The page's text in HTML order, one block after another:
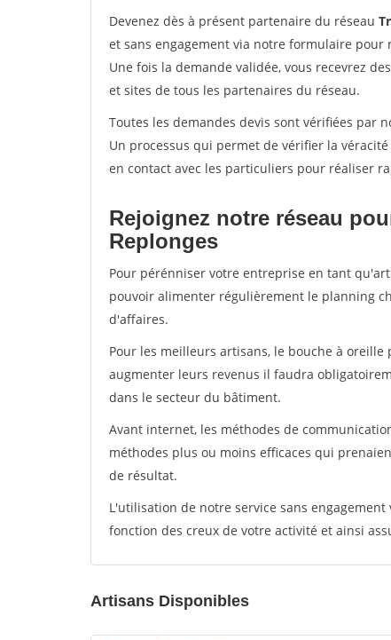
Devenez dès à présent partenaire du réseau
et sans engagement via notre formulaire
Une fois la demande validée, vous recevrez
et sites de tous les partenaires du réseau.
Toutes les demandes devis sont vérifiées par
Un processus qui permet de vérifier la
en contact avec les particuliers pour réaliser
Rejoignez notre réseau
Replonges
Pour pérénniser votre entreprise en tant
pouvoir alimenter régulièrement le planning
d'affaires.
Pour les meilleurs artisans, le bouche à
augmenter leurs revenus il faudra
dans le secteur du bâtiment.
Avant internet, les méthodes de
méthodes plus ou moins efficaces qui
de résultat.
L'utilisation de notre service sans
fonction des creux de votre activité et ainsi
Artisans Disponibles